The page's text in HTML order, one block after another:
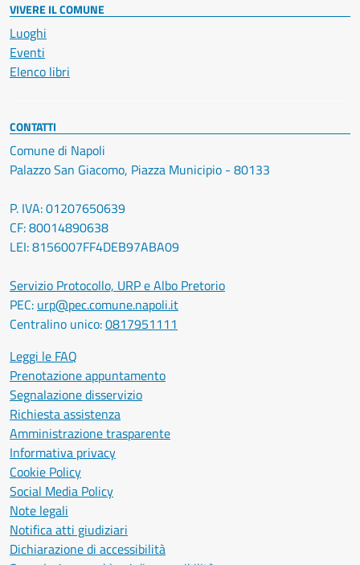
VIVERE IL COMUNE
Luoghi
Eventi
Elenco libri
CONTATTI
Comune di Napoli
Palazzo San Giacomo, Piazza Municipio - 80133
P. IVA: 01207650639
CF: 80014890638
LEI: 8156007FF4DEB97ABA09
Servizio Protocollo, URP e Albo Pretorio
PEC: urp@pec.comune.napoli.it
Centralino unico:0817951111
Leggi le FAQ
Prenotazione appuntamento
Segnalazione disservizio
Richiesta assistenza
Amministrazione trasparente
Informativa privacy
Cookie Policy
Social Media Policy
Note legali
Notifica atti giudiziari
Dichiarazione di accessibilità